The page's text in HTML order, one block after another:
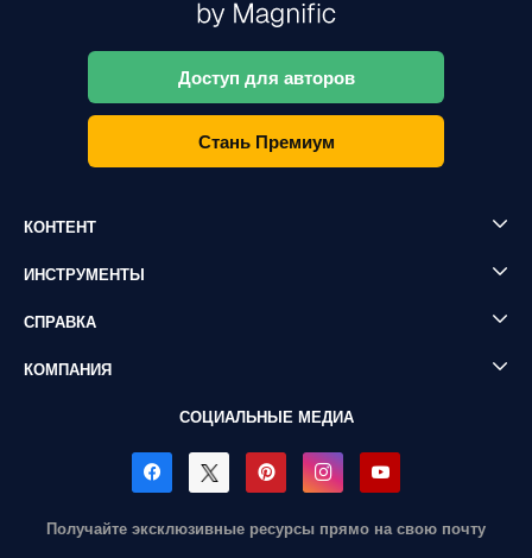
Доступ для авторов
Стань Премиум
КОНТЕНТ
ИНСТРУМЕНТЫ
СПРАВКА
КОМПАНИЯ
СОЦИАЛЬНЫЕ МЕДИА
Получайте эксклюзивные ресурсы прямо на свою почту